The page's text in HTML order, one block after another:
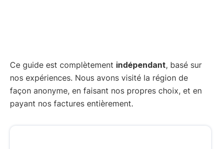
Ce guide est complètement indépendant, basé sur
nos expériences. Nous avons visité la région de
façon anonyme, en faisant nos propres choix, et en
payant nos factures entièrement.